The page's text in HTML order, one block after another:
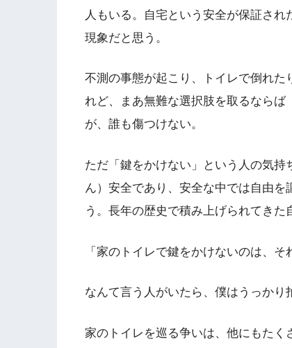
人もいる。自宅という安全が保証さ
現象だと思う。
不測の事態が起こり、トイレで倒れ
れど、まあ無難な選択肢を取るなら
が、誰も傷つけない。
ただ「鍵をかけない」という人の気
ん）安全であり、安全な中では自由
う。長年の歴史で積み上げられてきた
「家のトイレで鍵をかけないのは、そ
なんて言う人がいたら、僕はうっかり
家のトイレを巡る争いは、他にもた